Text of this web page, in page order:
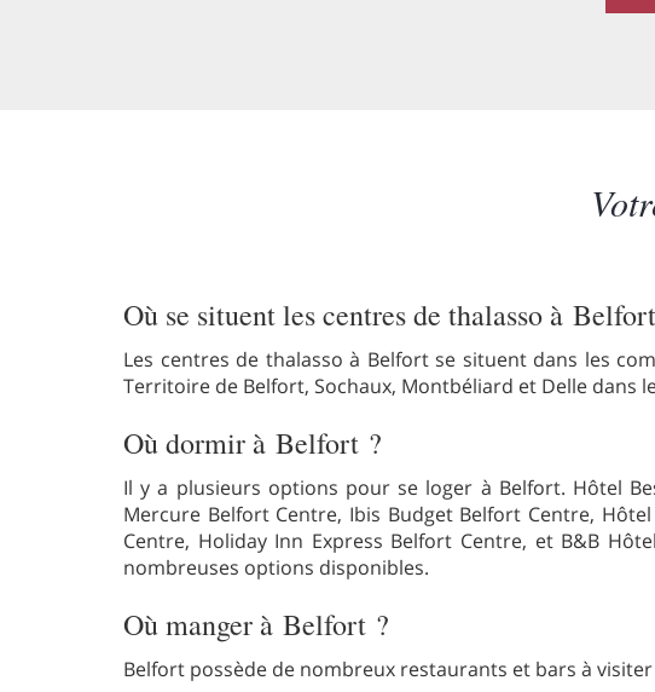
Où se situent les centres de thalasso à
Les centres de thalasso à Belfort se situent dans les
Territoire de Belfort, Sochaux, Montbéliard et Delle dans
Où dormir à Belfort ?
Il y a plusieurs options pour se loger à Belfort. Hôtel
Mercure Belfort Centre, Ibis Budget Belfort Centre,
Centre, Holiday Inn Express Belfort Centre, et B&B
nombreuses options disponibles.
Où manger à Belfort ?
Belfort possède de nombreux restaurants et bars à visiter